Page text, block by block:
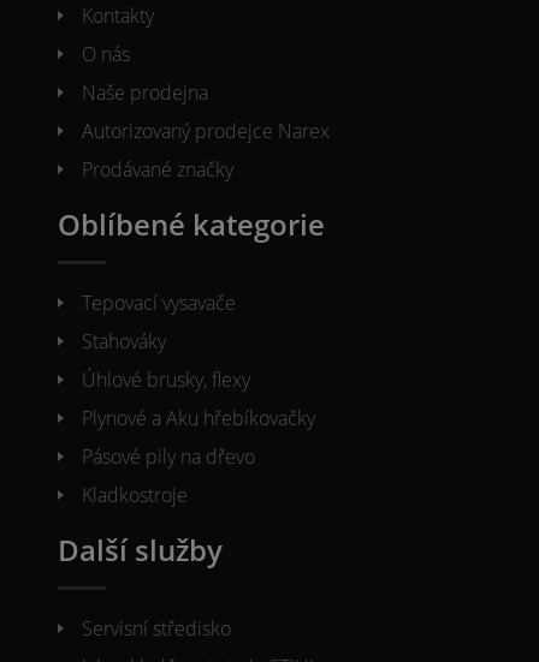
Kontakty
O nás
Naše prodejna
Autorizovaný prodejce Narex
Prodávané značky
Oblíbené kategorie
Tepovací vysavače
Stahováky
Úhlové brusky, flexy
Plynové a Aku hřebíkovačky
Pásové pily na dřevo
Kladkostroje
Další služby
Servisní středisko